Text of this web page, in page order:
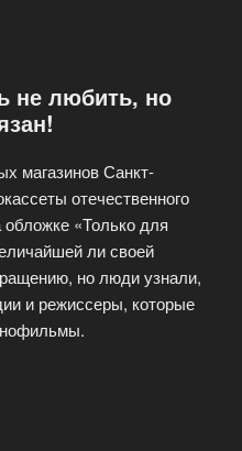
любить, но
магазинов Санкт-
отечественного
обложке «Только для
ли своей
но люди узнали,
и режиссеры, которые